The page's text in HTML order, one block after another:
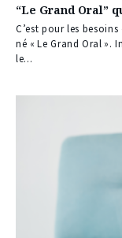
“Le Grand Oral”
C’est pour les
né « Le Grand Oral ».
le...